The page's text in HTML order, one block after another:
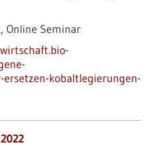
Online Seminar
kobaltlegierungen-